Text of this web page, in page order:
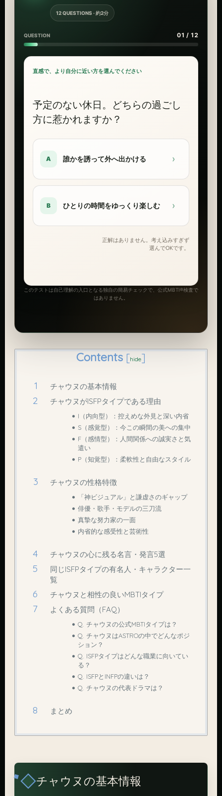
12 QUESTIONS · 約2分
QUESTION 01 / 12
直感で、より自分に近い方を選んでください
予定のない休日。どちらの過ごし
方に惹かれますか？
A 誰かを誘って外へ出かける ›
B ひとりの時間をゆっくり楽しむ ›
正解はありません。考え込みすぎず
選んでOKです。
このテストは自己理解の入口となる独自の簡易チェックで、公式MBTI®検査で
はありません。
Contents [hide]
チャウヌの基本情報
チャウヌがISFPタイプである理由
I（内向型）：控えめな外見と深い内省
S（感覚型）：今この瞬間の美への集中
F（感情型）：人間関係への誠実さと気
遣い
P（知覚型）：柔軟性と自由なスタイル
チャウヌの性格特徴
「神ビジュアル」と謙虚さのギャップ
俳優・歌手・モデルの三刀流
真摯な努力家の一面
内省的な感受性と芸術性
チャウヌの心に残る名言・発言5選
同じISFPタイプの有名人・キャラクター一
覧
チャウヌと相性の良いMBTIタイプ
よくある質問（FAQ）
Q. チャウヌの公式MBTIタイプは？
Q. チャウヌはASTROの中でどんなポジ
ション？
Q. ISFPタイプはどんな職業に向いてい
る？
Q. ISFPとINFPの違いは？
Q. チャウヌの代表ドラマは？
まとめ
チャウヌの基本情報